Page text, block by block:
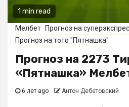
1 min read
Мелбет
Прогноз на
Прогноз на тото "Пятнашка"
Прогноз на 2273
«Пятнашка»
6 лет ago Антон Дебетовский